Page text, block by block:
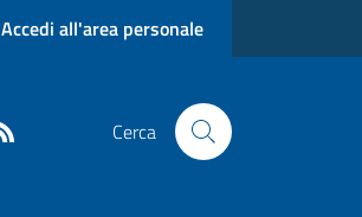
Accedi all'area personale
Cerca